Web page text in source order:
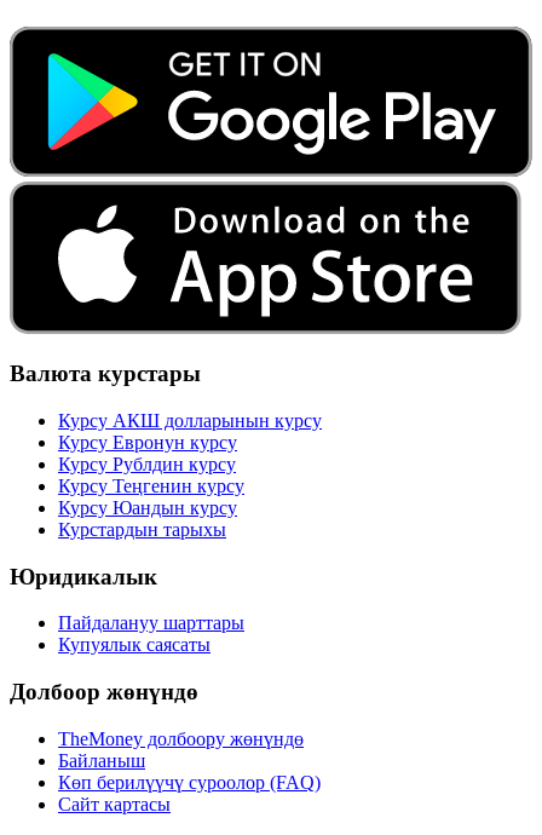
Валюта курстары
Курсу АКШ долларынын курсу
Курсу Евронун курсу
Курсу Рублдин курсу
Курсу Теңгенин курсу
Курсу Юандын курсу
Курстардын тарыхы
Юридикалык
Пайдалануу шарттары
Купуялык саясаты
Долбоор жөнүндө
TheMoney долбоору жөнүндө
Байланыш
Көп берилүүчү суроолор (FAQ)
Сайт картасы